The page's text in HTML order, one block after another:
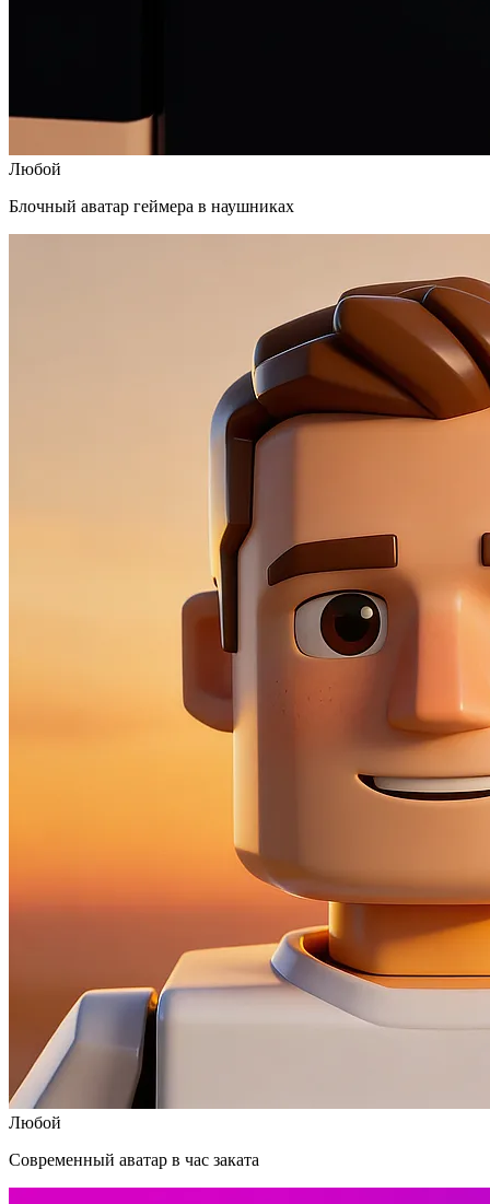
Любой
Блочный аватар геймера в наушниках
Любой
Современный аватар в час заката